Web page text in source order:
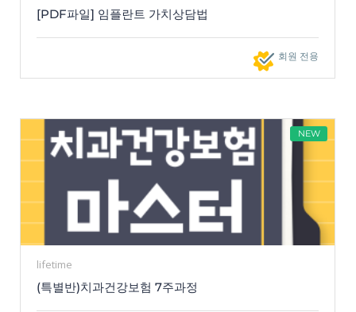
[PDF파일] 임플란트 가치상담법
회원 전용
NEW
lifetime
(특별반)치과건강보험 7주과정